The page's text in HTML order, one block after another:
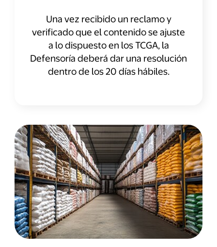
Una vez recibido un reclamo y
verificado que el contenido se ajuste
a lo dispuesto en los TCGA, la
Defensoría deberá dar una resolución
dentro de los 20 días hábiles.